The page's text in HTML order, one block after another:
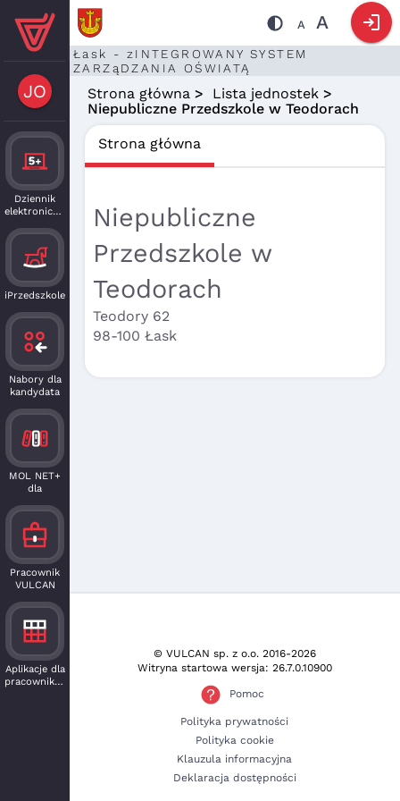
JO
Dziennik
elektroniczny
iPrzedszkole
Nabory dla
kandydata
MOL NET+
dla
Pracownik
VULCAN
Aplikacje dla
pracowników
A A login
Łask - zINTEGROWANY SYSTEM
ZARZąDZANIA OŚWIATĄ
Strona główna> Lista jednostek>
Niepubliczne Przedszkole w Teodorach
Strona główna
Niepubliczne
Przedszkole w
Teodorach
Teodory 62
98-100 Łask
© VULCAN sp. z o.o.2016-2026
Witryna startowa wersja: 26.7.0.10900
Pomoc
Polityka prywatności
Polityka cookie
Klauzula informacyjna
Deklaracja dostępności